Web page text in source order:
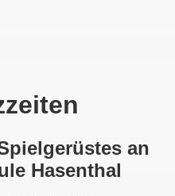
an
Hasenthal